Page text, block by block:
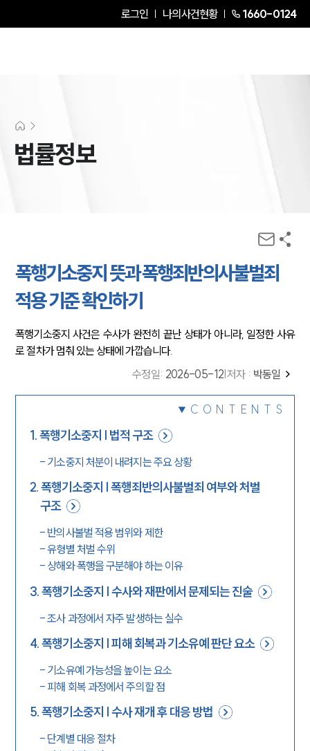
로그인 나의사건현황 1660-0124
법률정보
폭행기소중지 뜻과 폭행죄반의사불벌죄
적용 기준 확인하기
폭행기소중지 사건은 수사가 완전히 끝난 상태가 아니라, 일정한 사유
로 절차가 멈춰 있는 상태에 가깝습니다.
수정일: 2026-05-12 저자 : 박동일
CONTENTS
1.폭행기소중지 | 법적 구조
- 기소중지 처분이 내려지는 주요 상황
2.폭행기소중지 | 폭행죄반의사불벌죄 여부와 처벌
구조
- 반의사불벌 적용 범위와 제한
-유형별 처벌 수위
- 상해와 폭행을 구분해야 하는 이유
3.폭행기소중지 | 수사와 재판에서 문제되는 진술
-조사 과정에서 자주 발생하는 실수
4.폭행기소중지 | 피해 회복과 기소유예 판단 요소
- 기소유예 가능성을 높이는 요소
- 피해 회복 과정에서 주의할 점
5.폭행기소중지 | 수사 재개 후 대응 방법
- 단계별 대응 절차